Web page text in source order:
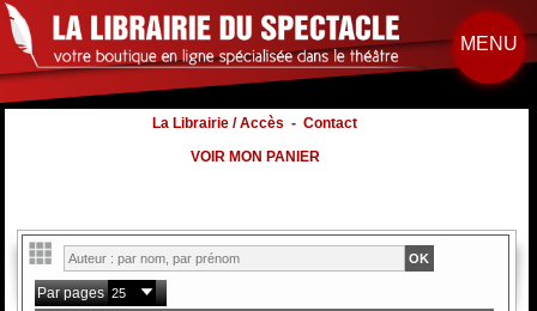
MENU
La Librairie / Accès -Contact
VOIR MON PANIER
Par pages